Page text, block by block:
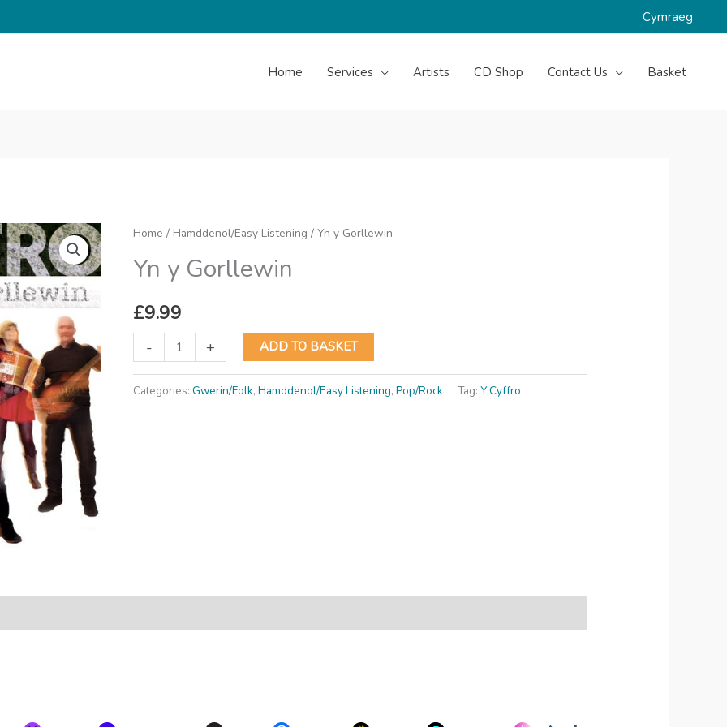
Cymraeg
Home Services Artists CD Shop Contact Us Basket
Home / Hamddenol/Easy Listening / Yn y Gorllewin
Yn y Gorllewin
£9.99
-
y
Gorllewin
+ ADD TO BASKET
Categories:Gwerin/Folk,Hamddenol/Easy Listening,Pop/Rock Tag:Y Cyffro